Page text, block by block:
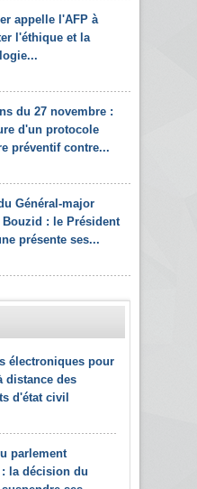
appelle l'AFP à
l'éthique et la
du 27 novembre :
d'un protocole
préventif contre...
Général-major
Bouzid : le Président
présente ses...
électroniques pour
distance des
d'état civil
parlement
la décision du